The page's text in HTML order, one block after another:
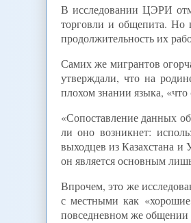
В исследовании ЦЭРИ
торговли и общепита. Но
продолжительность их
Самих же мигрантов
утверждали, что на
плохом знании языка,
«Сопоставление данных
ли оно возникнет:
выходцев из Казахстана и
он является основным
Впрочем, это же
с местными как
повседневном же